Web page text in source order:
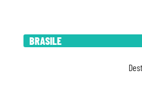
BRASILE